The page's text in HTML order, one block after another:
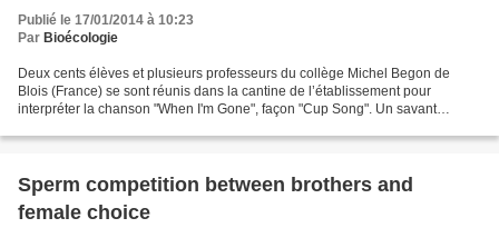
Publié le 17/01/2014 à 10:23
Par Bioécologie
Deux cents élèves et plusieurs professeurs du collège Michel Begon de
Blois (France) se sont réunis dans la cantine de l’établissement pour
interpréter la chanson "When I'm Gone", façon "Cup Song". Un savant
Sperm competition between brothers and
female choice